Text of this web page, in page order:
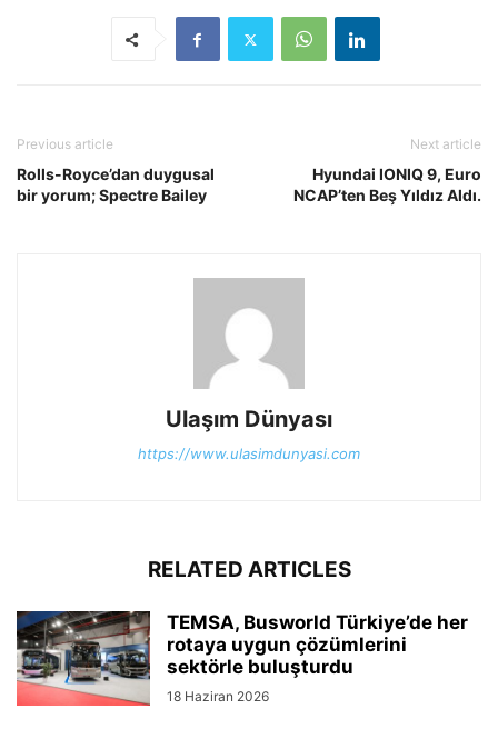
Previous article
Rolls-Royce’dan duygusal
bir yorum; Spectre Bailey
Next article
Hyundai IONIQ 9, Euro
NCAP’ten Beş Yıldız Aldı.
Ulaşım Dünyası
https://www.ulasimdunyasi.com
RELATED ARTICLES
TEMSA, Busworld Türkiye’de her
rotaya uygun çözümlerini
sektörle buluşturdu
18 Haziran 2026